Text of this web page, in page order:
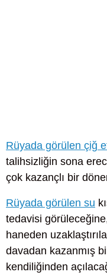
Rüyada görülen çiğ
talihsizliğin sona
çok kazançlı bir
Rüyada görülen su
tedavisi
haneden
davadan kazanmış
kendiliğinden